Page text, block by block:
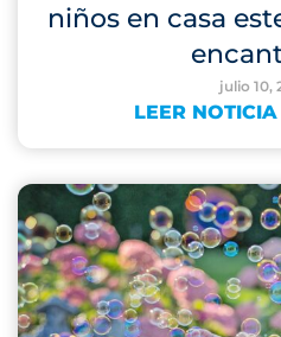
niños en casa
julio 10,
LEER